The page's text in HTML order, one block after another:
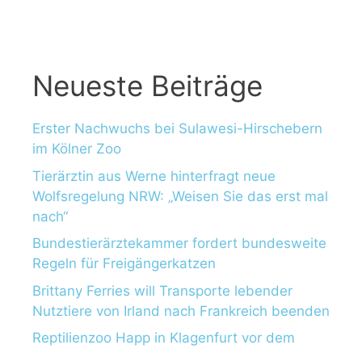
Neueste Beiträge
Erster Nachwuchs bei Sulawesi-Hirschebern
im Kölner Zoo
Tierärztin aus Werne hinterfragt neue
Wolfsregelung NRW: „Weisen Sie das erst mal
nach“
Bundestierärztekammer fordert bundesweite
Regeln für Freigängerkatzen
Brittany Ferries will Transporte lebender
Nutztiere von Irland nach Frankreich beenden
Reptilienzoo Happ in Klagenfurt vor dem